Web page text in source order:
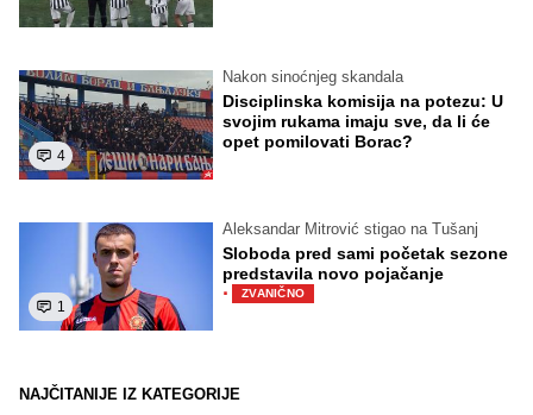
4
Nakon sinoćnjeg skandala
Disciplinska komisija na potezu: U
svojim rukama imaju sve, da li će
opet pomilovati Borac?
1
Aleksandar Mitrović stigao na Tušanj
Sloboda pred sami početak sezone
predstavila novo pojačanje
· ZVANIČNO
NAJČITANIJE IZ KATEGORIJE